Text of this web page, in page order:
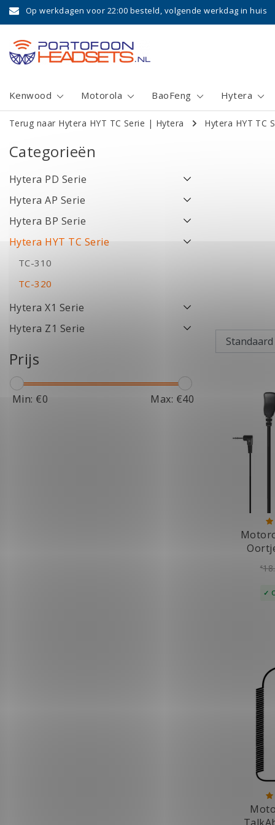
Op werkdagen voor 22:00 besteld, volgende werkdag in huis
Kenwood Motorola BaoFeng Hytera
Terug naar Hytera HYT TC Serie | Hytera Hytera HYT TC
Categorieën
Hytera PD Serie
Hytera AP Serie
Hytera BP Serie
Hytera HYT TC Serie
TC-310
TC-320
Hytera X1 Serie
Hytera Z1 Serie
Prijs
Min: €0 Max: €40
€